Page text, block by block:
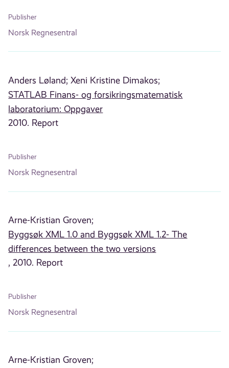
Publisher
Norsk Regnesentral
Anders Løland; Xeni Kristine Dimakos;
STATLAB Finans- og forsikringsmatematisk
laboratorium: Oppgaver
2010. Report
Publisher
Norsk Regnesentral
Arne-Kristian Groven;
Byggsøk XML 1.0 and Byggsøk XML 1.2- The
differences between the two versions
, 2010. Report
Publisher
Norsk Regnesentral
Arne-Kristian Groven;